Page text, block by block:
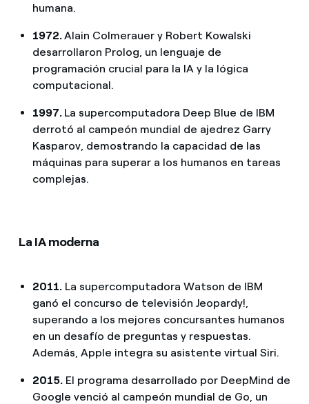
humana.
1972.Alain Colmerauer y Robert Kowalski
desarrollaron Prolog, un lenguaje de
programación crucial para la IA y la lógica
computacional.
1997. La supercomputadora Deep Blue de IBM
derrotó al campeón mundial de ajedrez Garry
Kasparov, demostrando la capacidad de las
máquinas para superar a los humanos en tareas
complejas.
La IA moderna
2011.La supercomputadora Watson de IBM
ganó el concurso de televisión Jeopardy!,
superando a los mejores concursantes humanos
en un desafío de preguntas y respuestas.
Además, Apple integra su asistente virtual Siri.
2015.El programa desarrollado por DeepMind de
Google venció al campeón mundial de Go, un